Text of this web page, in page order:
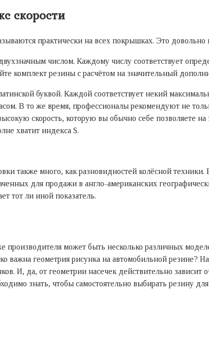
скорости
практически на всех покрышках. Это
двухзначным числом. Каждому числу соответствует
комплект резины с расчётом на значительный
буквой. Каждой соответствует некий
В то же время, профессионалы рекомендуют не
скорость, которую вы обычно себе позволяете
хватит индекса S.
также много, как разновидностей колёсной
для продажи в англо-американских
тот ли иной показатель.
производителя может быть несколько различных
важна геометрия рисунка на автомобильной
И, да, от геометрии насечек действительно
знать, чтобы самостоятельно выбирать резину